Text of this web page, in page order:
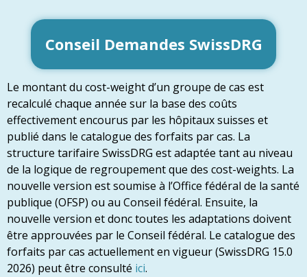
Conseil Demandes SwissDRG
Le montant du cost-weight d’un groupe de cas est
recalculé chaque année sur la base des coûts
effectivement encourus par les hôpitaux suisses et
publié dans le catalogue des forfaits par cas. La
structure tarifaire SwissDRG est adaptée tant au niveau
de la logique de regroupement que des cost-weights. La
nouvelle version est soumise à l’Office fédéral de la santé
publique (OFSP) ou au Conseil fédéral. Ensuite, la
nouvelle version et donc toutes les adaptations doivent
être approuvées par le Conseil fédéral. Le catalogue des
forfaits par cas actuellement en vigueur (SwissDRG 15.0
2026) peut être consulté ici.